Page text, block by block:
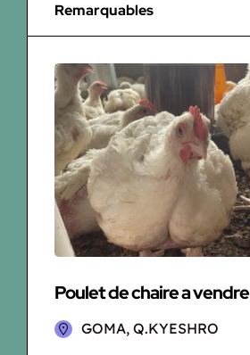
Remarquables
Poulet de chaire a vendre
GOMA, Q.KYESHRO